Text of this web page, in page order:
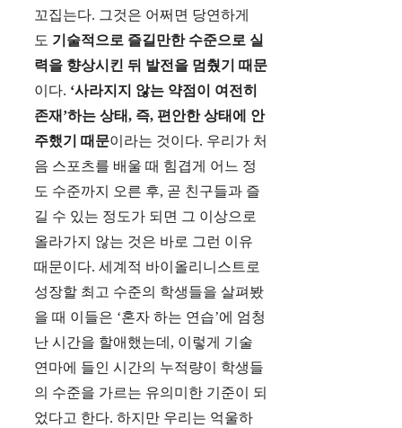
꼬집는다. 그것은 어쩌면 당연하게
도 기술적으로 즐길만한 수준으로 실
력을 향상시킨 뒤 발전을 멈췄기 때문
이다. ‘사라지지 않는 약점이 여전히
존재’하는 상태, 즉, 편안한 상태에 안
주했기 때문이라는 것이다. 우리가 처
음 스포츠를 배울 때 힘겹게 어느 정
도 수준까지 오른 후, 곧 친구들과 즐
길 수 있는 정도가 되면 그 이상으로
올라가지 않는 것은 바로 그런 이유
때문이다. 세계적 바이올리니스트로
성장할 최고 수준의 학생들을 살펴봤
을 때 이들은 ‘혼자 하는 연습’에 엄청
난 시간을 할애했는데, 이렇게 기술
연마에 들인 시간의 누적량이 학생들
의 수준을 가르는 유의미한 기준이 되
었다고 한다. 하지만 우리는 억울하